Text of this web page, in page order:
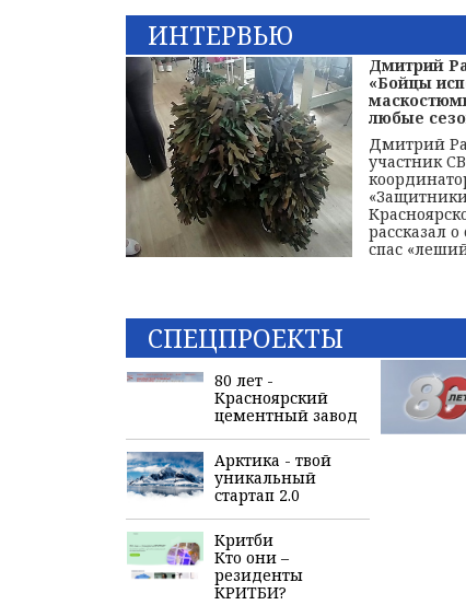
ИНТЕРВЬЮ
Дмитрий
«Бойцы
любые
Дмитрий
участник
рассказал
спас
СПЕЦПРОЕКТЫ
80 лет -
Красноярский
цементный завод
Арктика - твой
уникальный
стартап 2.0
Критби
Кто они –
резиденты
КРИТБИ?